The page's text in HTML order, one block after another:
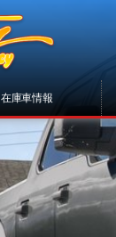
在庫車情報